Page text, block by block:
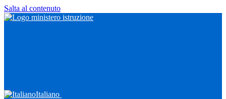
Salta al contenuto
Italiano